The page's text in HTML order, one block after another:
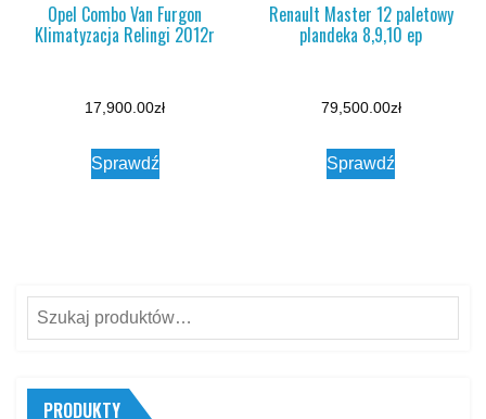
Opel Combo Van Furgon
Klimatyzacja Relingi 2012r
17,900.00zł
Sprawdź
Renault Master 12 paletowy
plandeka 8,9,10 ep
79,500.00zł
Sprawdź
Szukaj:
PRODUKTY